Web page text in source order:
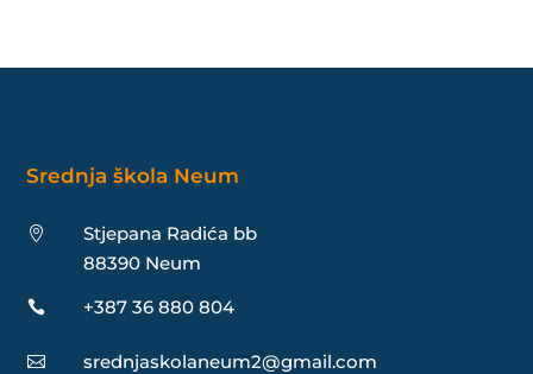
Srednja škola Neum

Stjepana Radića bb
88390 Neum
 +387 36 880 804
 srednjaskolaneum2@gmail.com